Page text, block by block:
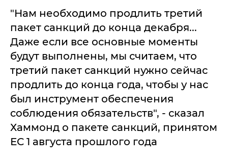
"Нам необходимо продлить третий
пакет санкций до конца декабря...
Даже если все основные моменты
будут выполнены, мы считаем, что
третий пакет санкций нужно сейчас
продлить до конца года, чтобы у нас
был инструмент обеспечения
соблюдения обязательств", - сказал
Хаммонд о пакете санкций, принятом
ЕС 1 августа прошлого года